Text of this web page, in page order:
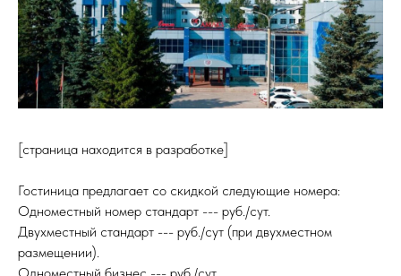
[страница находится в разработке]
Гостиница предлагает со скидкой следующие номера:
Одноместный номер стандарт --- руб./сут.
Двухместный стандарт --- руб./сут (при двухместном
размещении).